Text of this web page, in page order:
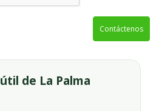
Contáctenos
de La Palma